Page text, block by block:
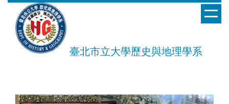
臺北市立大學歷史與地理學系